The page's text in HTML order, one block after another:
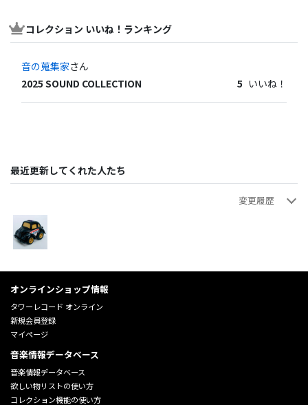
コレクション いいね！ランキング
音の蒐集家さん
2025 SOUND COLLECTION
5 いいね！
最近更新してくれた人たち
変更履歴
オンラインショップ情報
タワーレコード オンライン
新規会員登録
マイページ
音楽情報データベース
音楽情報データベース
欲しい物リストの使い方
コレクション機能の使い方